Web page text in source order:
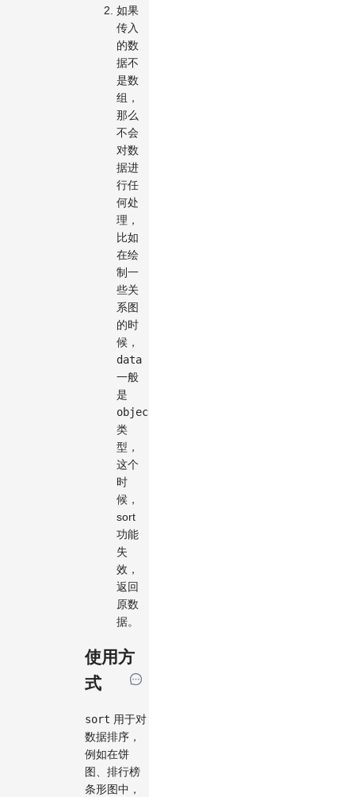
如果
传入
的数
据不
是数
组，
那么
不会
对数
据进
行任
何处
理，
比如
在绘
制一
些关
系图
的时
候，
data
一般
是
object
类
型，
这个
时
候，
sort
功能
失
效，
返回
原数
据。
使用方
式
sort 用于对
数据排序，
例如在饼
图、排行榜
条形图中，